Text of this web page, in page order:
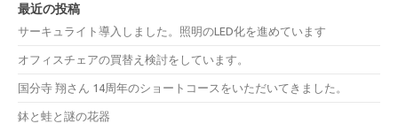
最近の投稿
サーキュライト導入しました。照明のLED化を進めています
オフィスチェアの買替え検討をしています。
国分寺 翔さん 14周年のショートコースをいただいてきました。
鉢と蛙と謎の花器